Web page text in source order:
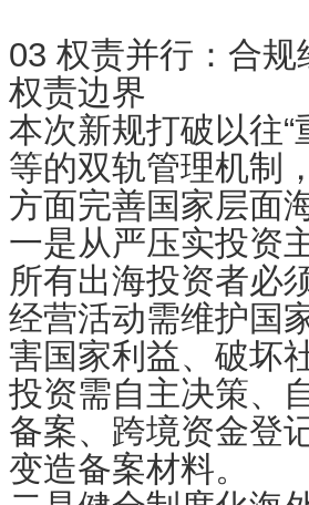
03 权责并行：合
权责边界
本次新规打破以往
等的双轨管理机制
方面完善国家层面
一是从严压实投资
所有出海投资者必
经营活动需维护国
害国家利益、破坏
投资需自主决策、
备案、跨境资金登
变造备案材料。